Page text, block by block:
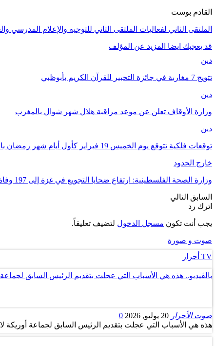
القادم بوست
الملتقى الثاني لفعاليات الملتقى الثاني للتوجيه والإعلام المدرسي
قد يعجبك ايضا المزيد عن المؤلف
دين
تتويج 7 مغاربة في جائزة التحبير للقرآن الكريم بأبوظبي
دين
وزارة الأوقاف تعلن عن موعد مراقبة هلال شهر شوال بالمغرب
دين
توقعات فلكية تتوقع يوم الخميس 19 فبراير كأول أيام شهر رمضان بالمغرب
خارج الحدود
وزارة الصحة الفلسطينية: ارتفاع ضحايا التجويع في غزة إلى 197 وفاة
السابق التالي
اترك رد
يجب أنت تكون مسجل الدخول لتضيف تعليقاً.
صوت و صورة
TV أحرار
بالڤيديو.. هذه هي الأسباب التي عجلت بتقديم الرئيس السابق
صوت الأحرار 20 يوليو, 2026
0
هذه هي الأسباب التي عجلت بتقديم الرئيس السابق لجماعة أوريكة